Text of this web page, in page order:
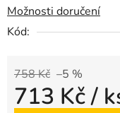
Možnosti doručení
Kód:
758 Kč –5 %
713 Kč/